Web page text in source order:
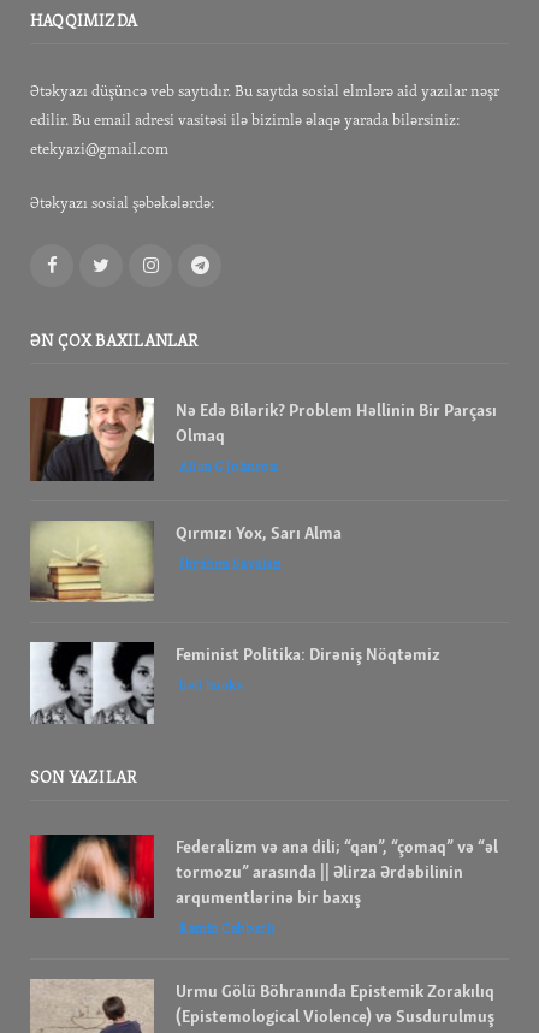
HAQQIMIZDA
Ətəkyazı düşüncə veb saytıdır. Bu saytda sosial elmlərə aid yazılar nəşr
edilir. Bu email adresi vasitəsi ilə bizimlə əlaqə yarada bilərsiniz:
etekyazi@gmail.com
Ətəkyazı sosial şəbəkələrdə:
FacebookTwitterInstagramTelegram
ƏN ÇOX BAXILANLAR
Nə Edə Bilərik? Problem Həllinin Bir Parçası
Olmaq
Allan G Johnson
Qırmızı Yox, Sarı Alma
İbrahım Savalan
Feminist Politika: Dirəniş Nöqtəmiz
bell hooks
SON YAZILAR
Federalizm və ana dili; “qan”, “çomaq” və “əl
tormozu” arasında || Əlirza Ərdəbilinin
arqumentlərinə bir baxış
Ramin Cabbarlı
Urmu Gölü Böhranında Epistemik Zorakılıq
(Epistemological Violence) və Susdurulmuş